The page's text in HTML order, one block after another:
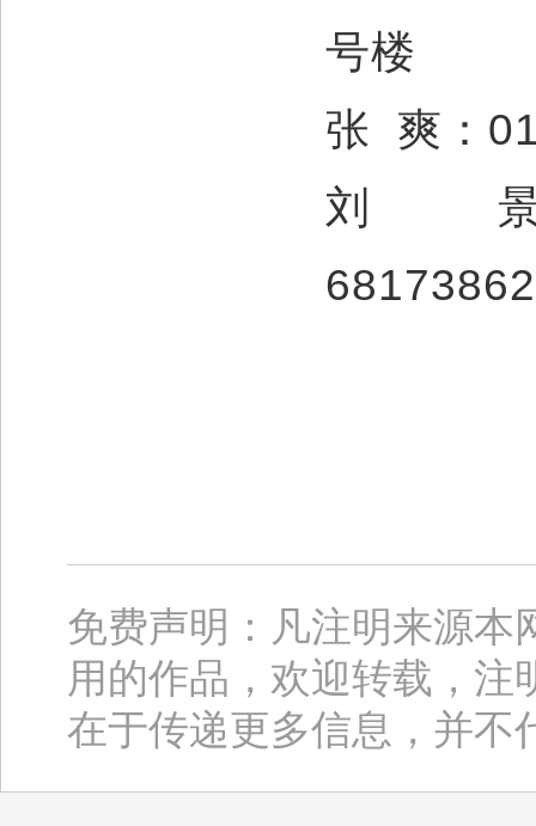
号楼
张 爽：
刘
免费声明：凡注明来源本
用的作品，欢迎转载，
在于传递更多信息，并不